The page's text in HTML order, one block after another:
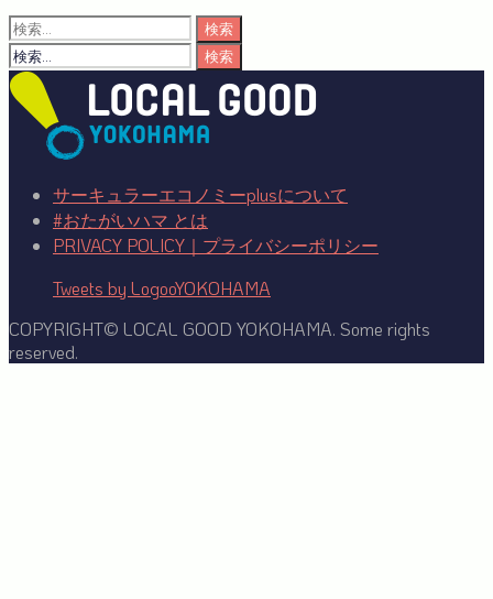
検
索:
検
索:
サーキュラーエコノミーplusについて
#おたがいハマ とは
PRIVACY POLICY｜プライバシーポリシー
Tweets by LogooYOKOHAMA
COPYRIGHT© LOCAL GOOD YOKOHAMA. Some rights
reserved.